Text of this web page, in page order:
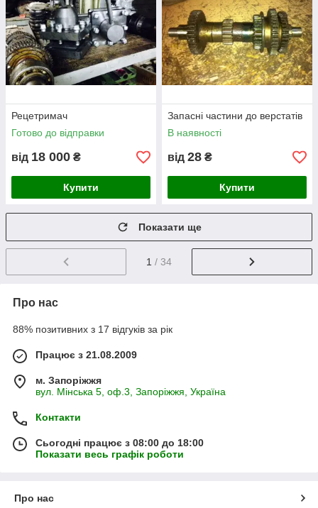
Рецетримач
Готово до відправки
від 18 000 ₴
Купити
Запасні частини до верстатів
В наявності
від 28 ₴
Купити
Показати ще
1 / 34
Про нас
88% позитивних з 17 відгуків за рік
Працює з 21.08.2009
м. Запоріжжя
вул. Мінська 5, оф.3, Запоріжжя, Україна
Контакти
Сьогодні працює з 08:00 до 18:00
Показати весь графік роботи
Про нас